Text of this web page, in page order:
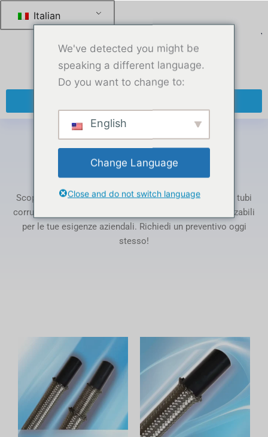
Italian
Tag: anti static braided tube
Scopri la nostra gamma di prodotti in PTFE: tubi, barre, tubi
corrugati, guarnizioni e film. Completamente personalizzabili
per le tue esigenze aziendali. Richiedi un preventivo oggi
stesso!
We've detected you might be
speaking a different language.
Do you want to change to:
English
Change Language
Close and do not switch language